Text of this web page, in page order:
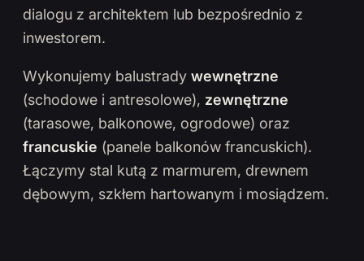
dialogu z architektem lub bezpośrednio z
inwestorem.
Wykonujemy balustrady wewnętrzne
(schodowe i antresolowe), zewnętrzne
(tarasowe, balkonowe, ogrodowe) oraz
francuskie (panele balkonów francuskich).
Łączymy stal kutą z marmurem, drewnem
dębowym, szkłem hartowanym i mosiądzem.